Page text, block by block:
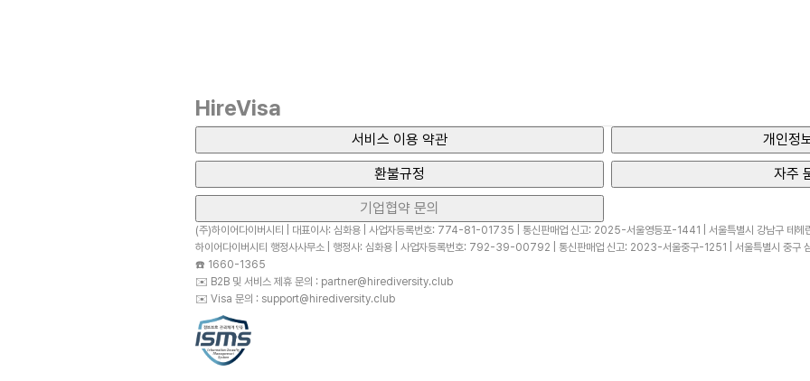
HireVisa
서비스 이용 약관
개인정
환불규정
자주
기업협약 문의
(주)하이어다이버시티 | 대표이사: 심화용 | 사업자등록번호: 774-81-01735 | 통신판매업 신고: 2025-서울영등포-1441 | 서울특별시 강남구 테
하이어다이버시티 행정사사무소 | 행정사: 심화용 | 사업자등록번호: 792-39-00792 | 통신판매업 신고: 2023-서울중구-1251 | 서울특별시 중구
☎️ 1660-1365
✉️ B2B 및 서비스 제휴 문의 : partner@hirediversity.club
✉️ Visa 문의 : support@hirediversity.club